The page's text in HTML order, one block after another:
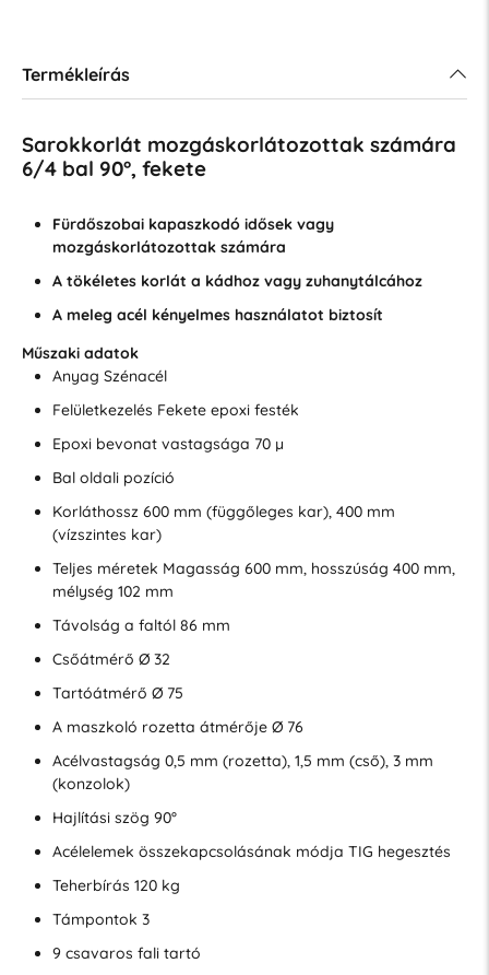
Termékleírás
Sarokkorlát mozgáskorlátozottak számára
6/4 bal 90°, fekete
Fürdőszobai kapaszkodó idősek vagy
mozgáskorlátozottak számára
A tökéletes korlát a kádhoz vagy zuhanytálcához
A meleg acél kényelmes használatot biztosít
Műszaki adatok
Anyag Szénacél
Felületkezelés Fekete epoxi festék
Epoxi bevonat vastagsága 70 µ
Bal oldali pozíció
Korláthossz 600 mm (függőleges kar), 400 mm
(vízszintes kar)
Teljes méretek Magasság 600 mm, hosszúság 400 mm,
mélység 102 mm
Távolság a faltól 86 mm
Csőátmérő Ø 32
Tartóátmérő Ø 75
A maszkoló rozetta átmérője Ø 76
Acélvastagság 0,5 mm (rozetta), 1,5 mm (cső), 3 mm
(konzolok)
Hajlítási szög 90°
Acélelemek összekapcsolásának módja TIG hegesztés
Teherbírás 120 kg
Támpontok 3
9 csavaros fali tartó